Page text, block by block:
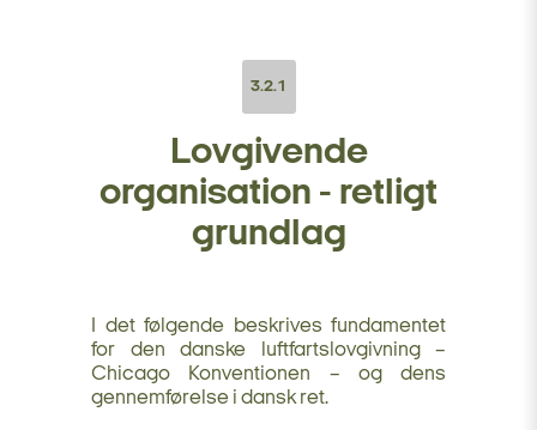
3.2.1
Lovgivende
organisation - retligt
grundlag
I det følgende beskrives fundamentet
for den danske luftfartslovgivning –
Chicago Konventionen – og dens
gennemførelse i dansk ret.